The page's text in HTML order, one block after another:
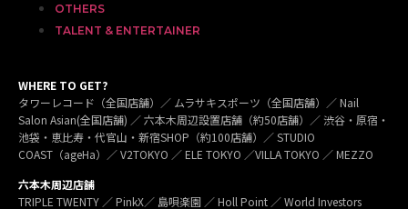
OTHERS
TALENT & ENTERTAINER
WHERE TO GET?
タワーレコード（全国店舗）／ ムラサキスポーツ（全国店舗）／ Nail
Salon Asian(全国店舗) ／ 六本木周辺設置店舗（約50店舗）／ 渋谷・原宿・
池袋・恵比寿・代官山・新宿SHOP（約100店舗）／ STUDIO
COAST（ageHa）／ V2TOKYO ／ ELE TOKYO ／VILLA TOKYO ／ MEZZO
六本木周辺店舗
TRIPLE TWENTY ／ PinkX／ 島唄楽園 ／ Holl Point ／ World Investors